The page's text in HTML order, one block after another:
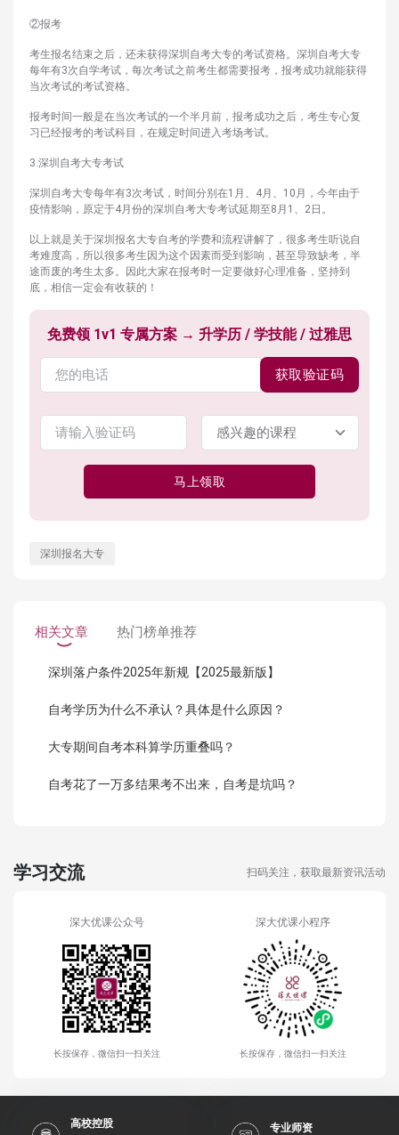
②报考
考生报名结束之后，还未获得深圳自考大专的考试资格。深圳自考大专
每年有3次自学考试，每次考试之前考生都需要报考，报考成功就能获得
当次考试的考试资格。
报考时间一般是在当次考试的一个半月前，报考成功之后，考生专心复
习已经报考的考试科目，在规定时间进入考场考试。
3.深圳自考大专考试
深圳自考大专每年有3次考试，时间分别在1月、4月、10月，今年由于
疫情影响，原定于4月份的深圳自考大专考试延期至8月1、2日。
以上就是关于深圳报名大专自考的学费和流程讲解了，很多考生听说自
考难度高，所以很多考生因为这个因素而受到影响，甚至导致缺考，半
途而废的考生太多。因此大家在报考时一定要做好心理准备，坚持到
底，相信一定会有收获的！
免费领 1v1 专属方案 → 升学历 / 学技能 / 过雅思
获取验证码
马上领取
深圳报名大专
相关文章 热门榜单推荐
深圳落户条件2025年新规【2025最新版】
自考学历为什么不承认？具体是什么原因？
大专期间自考本科算学历重叠吗？
自考花了一万多结果考不出来，自考是坑吗？
学习交流 扫码关注，获取最新资讯活动
深大优课公众号
长按保存，微信扫一扫关注
深大优课小程序
长按保存，微信扫一扫关注
高校控股 专业师资